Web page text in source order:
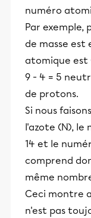
numéro
Par exemple,
de masse est
atomique est
9 - 4 = 5
de protons.
Si nous
l'azote (N), le
14 et le
comprend
même
Ceci montre
n'est pas